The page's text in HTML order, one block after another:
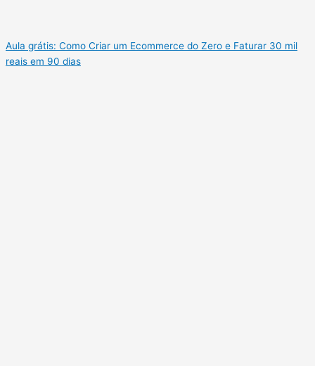
Aula grátis: Como Criar um Ecommerce do Zero e Faturar 30 mil
reais em 90 dias